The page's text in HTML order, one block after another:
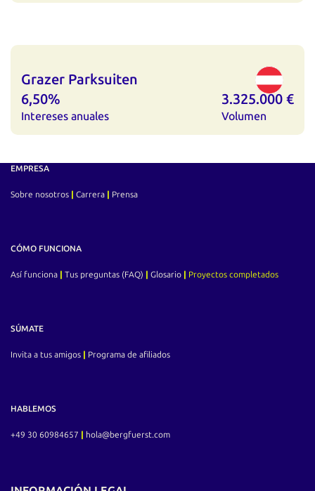
Grazer Parksuiten
6,50%
Intereses anuales
3.325.000 €
Volumen
EMPRESA
Sobre nosotros Carrera Prensa
CÓMO FUNCIONA
Así funciona Tus preguntas (FAQ) Glosario Proyectos completados
SÚMATE
Invita a tus amigos Programa de afiliados
HABLEMOS
+49 30 60984657 hola@bergfuerst.com